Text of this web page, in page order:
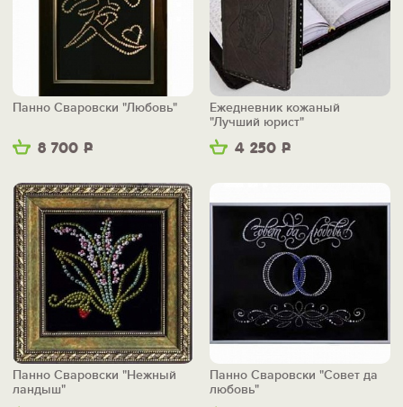
8 700 Р
Панно Сваровски "Любовь"
4 250 Р
Ежедневник кожаный
"Лучший юрист"
Панно Сваровски "Нежный
ландыш"
Панно Сваровски "Совет да
любовь"